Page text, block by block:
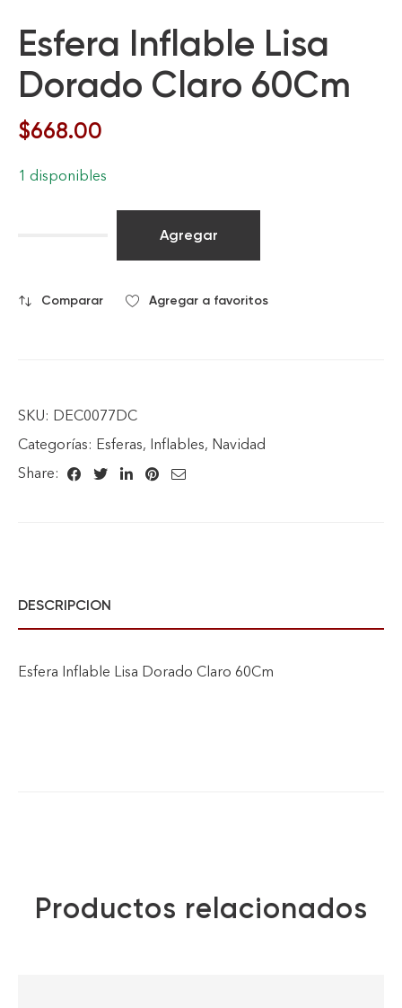
Esfera Inflable Lisa
Dorado Claro 60Cm
$668.00
1 disponibles
Agregar
Comparar Agregar a favoritos
SKU: DEC0077DC
Categorías: Esferas, Inflables, Navidad
Share:
DESCRIPCION
Esfera Inflable Lisa Dorado Claro 60Cm
Productos relacionados